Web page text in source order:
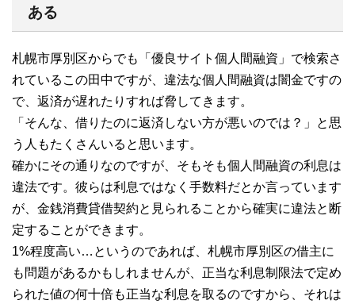
ある
札幌市厚別区からでも「優良サイト個人間融資」で検索さ
れているこの田中ですが、違法な個人間融資は闇金ですの
で、返済が遅れたりすれば脅してきます。
「そんな、借りたのに返済しない方が悪いのでは？」と思
う人もたくさんいると思います。
確かにその通りなのですが、そもそも個人間融資の利息は
違法です。彼らは利息ではなく手数料だとか言っています
が、金銭消費貸借契約と見られることから確実に違法と断
定することができます。
1%程度高い…というのであれば、札幌市厚別区の借主に
も問題があるかもしれませんが、正当な利息制限法で定め
られた値の何十倍も正当な利息を取るのですから、それは